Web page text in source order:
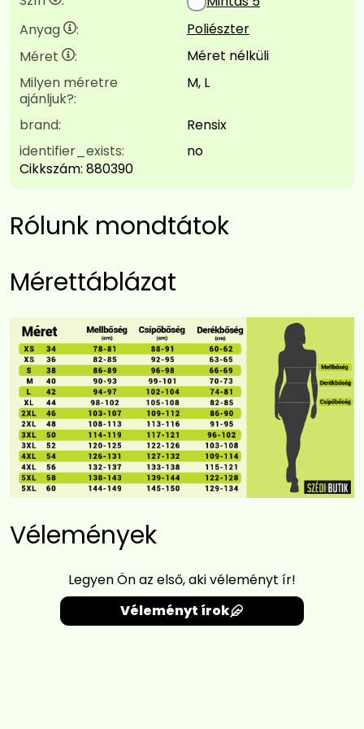
Anyag
:
Poliészter
Méret
:
Méret nélküli
Milyen méretre
ajánljuk?:
M, L
brand:
Rensix
identifier_exists:
no
Cikkszám: 880390
Rólunk mondtátok
Mérettáblázat
Vélemények
Legyen Ön az első, aki véleményt ír!
Véleményt írok